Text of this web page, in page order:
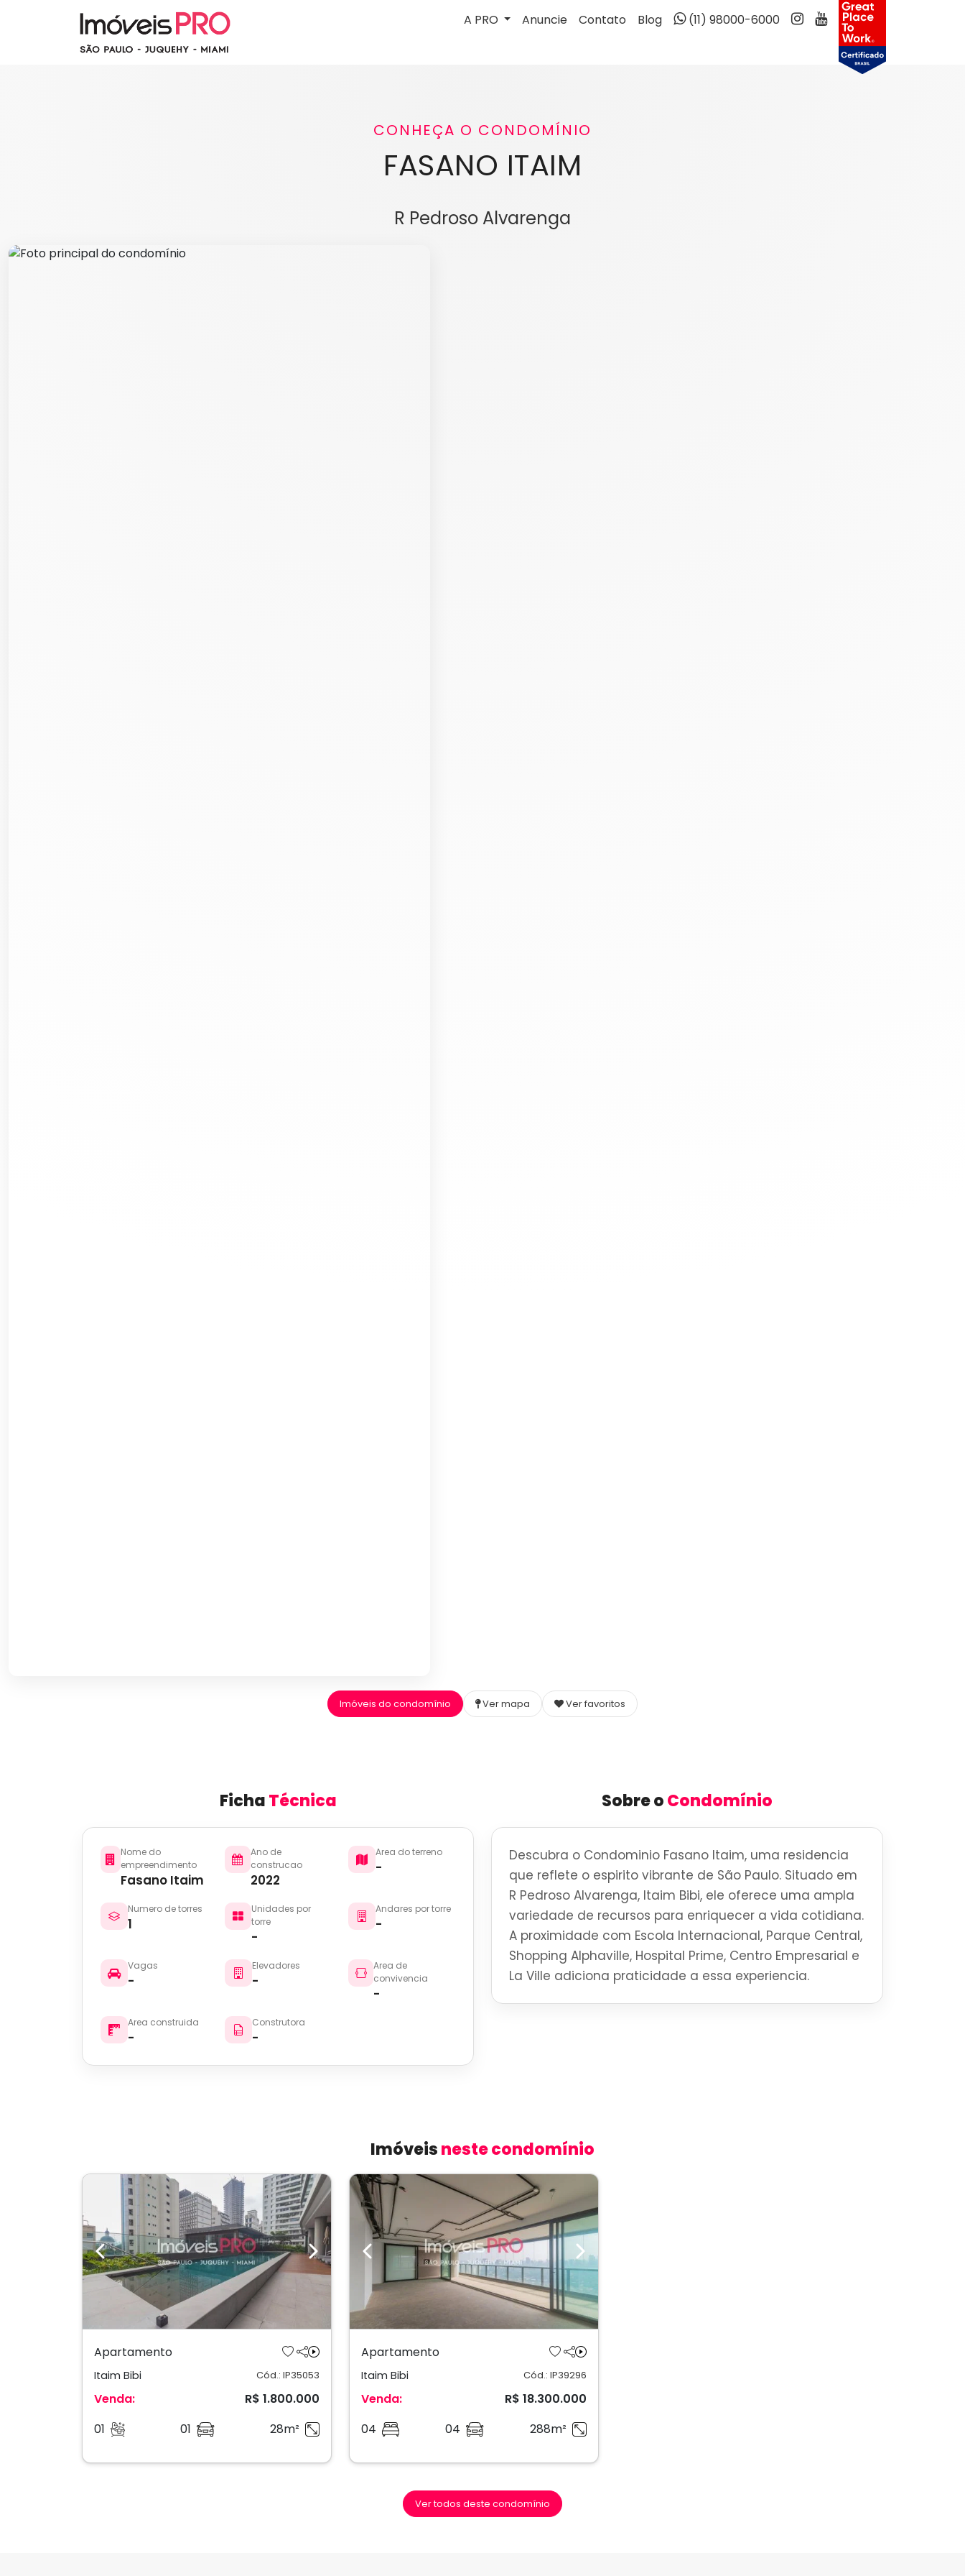
A PRO Anuncie Contato Blog (11) 98000-6000
CONHEÇA O CONDOMÍNIO
FASANO ITAIM
R Pedroso Alvarenga
Imóveis do condomínio Ver mapa Ver favoritos
FichaTécnica
Nome do
empreendimento
Fasano Itaim
Ano de
construcao
2022
Area do terreno
-
Numero de torres
1
Unidades por
torre
-
Andares por torre
-
Vagas
-
Elevadores
-
Area de
convivencia
-
Area construida
-
Construtora
-
Sobre oCondomínio
Descubra o Condominio Fasano Itaim, uma residencia
que reflete o espirito vibrante de São Paulo. Situado em
R Pedroso Alvarenga, Itaim Bibi, ele oferece uma ampla
variedade de recursos para enriquecer a vida cotidiana.
A proximidade com Escola Internacional, Parque Central,
Shopping Alphaville, Hospital Prime, Centro Empresarial e
La Ville adiciona praticidade a essa experiencia.
Imóveisneste condomínio
Previous Next
Apartamento
Itaim Bibi Cód.: IP35053
Venda:
R$ 1.800.000
01
01 28m²
Previous Next
Apartamento
Itaim Bibi Cód.: IP39296
Venda:
R$ 18.300.000
04
04 288m²
Ver todos deste condomínio